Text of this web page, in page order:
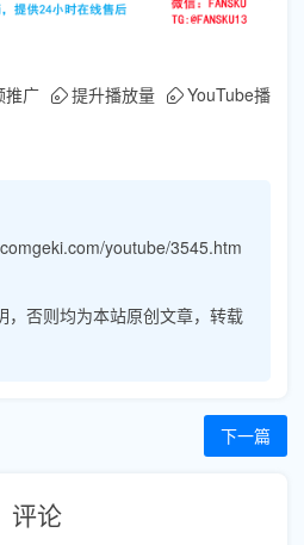
推广 提升播放量
YouTube播
youtube/3545.htm
，否则均为本站原创文章，转载
下一篇
评论